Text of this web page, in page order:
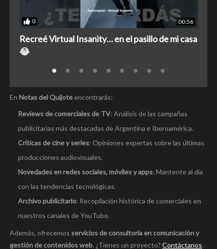
0 00:56
Recreé Virtual Insanity… en el pasillo de mi casa
😂
En Notas del Quijoteencontrarás:
Reviews de comerciales de TV: Análisis de las campañas
publicitarias más destacadas de Argentina e Iberoamérica.
Críticas de cine y series: Opiniones expertas sobre las últimas
producciones audiovisuales.
Novedades en redes sociales, móviles y apps: Mantente al día
con las tendencias tecnológicas.
Archivo publicitario: Recopilación histórica de comerciales en
nuestros canales de YouTube.
Además, ofrecemos servicios de consultoría en comunicación y
gestión de contenidos web. ¿Tienes un proyecto? Contáctanos.